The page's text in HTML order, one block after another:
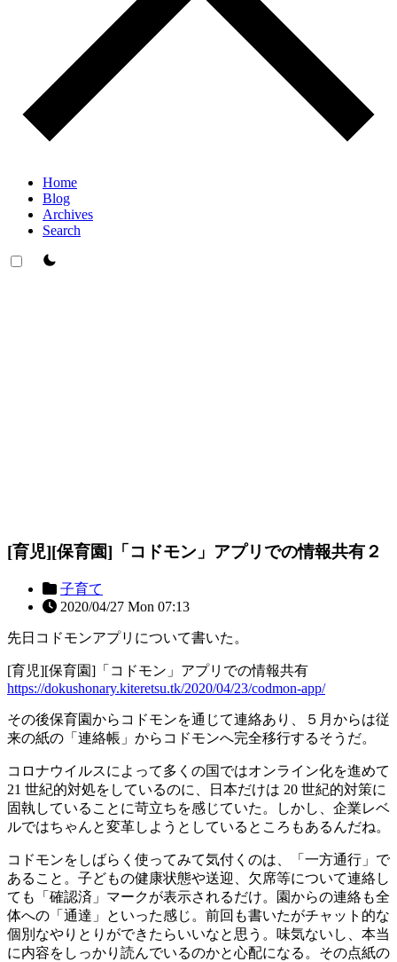
Home
Blog
Archives
Search
theme switcher
[育児][保育園]「コドモン」アプリでの情報共有２
子育て
2020/04/27 Mon 07:13
先日コドモンアプリについて書いた。
[育児][保育園]「コドモン」アプリでの情報共有
https://dokushonary.kiteretsu.tk/2020/04/23/codmon-app/
その後保育園からコドモンを通じて連絡あり、５月からは従
来の紙の「連絡帳」からコドモンへ完全移行するそうだ。
コロナウイルスによって多くの国ではオンライン化を進めて
21 世紀的対処をしているのに、日本だけは 20 世紀的対策に
固執していることに苛立ちを感じていた。しかし、企業レベ
ルではちゃんと変革しようとしているところもあるんだね。
コドモンをしばらく使ってみて気付くのは、「一方通行」で
あること。子どもの健康状態や送迎、欠席等について連絡し
ても「確認済」マークが表示されるだけ。園からの連絡も全
体への「通達」といった感じ。前回も書いたがチャット的な
個別なやりとりができたらいいなと思う。味気ないし、本当
に内容をしっかり読んでいるのかと心配になる。その点紙の